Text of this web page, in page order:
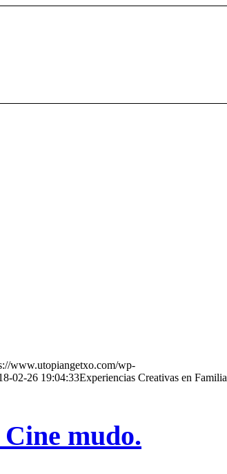
www.utopiangetxo.com/wp-
02-26 19:04:33Experiencias Creativas en Familia
mudo.